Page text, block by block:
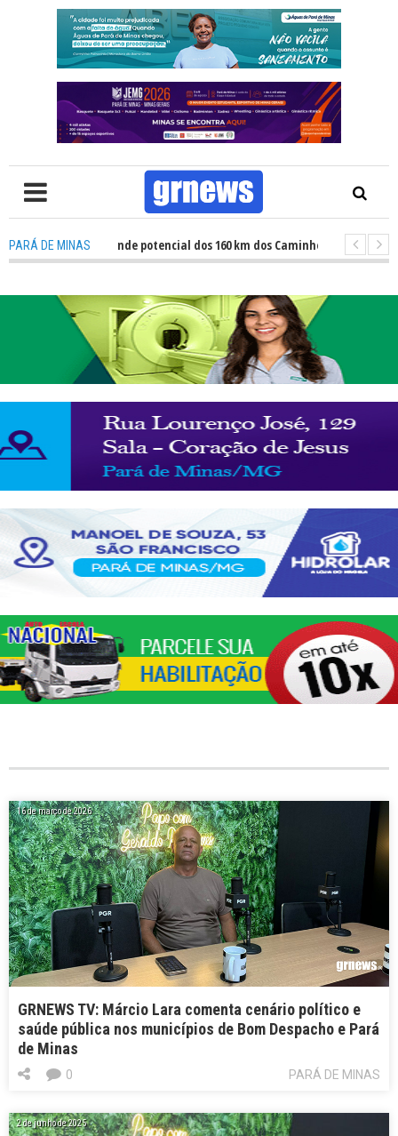
PARÁ DE MINAS
revelam grande potencial dos 160 km dos Caminhos do Padre
16 de março de 2026
GRNEWS TV: Márcio Lara comenta cenário político e
saúde pública nos municípios de Bom Despacho e Pará
de Minas
PARÁ DE MINAS
0
2 de junho de 2025